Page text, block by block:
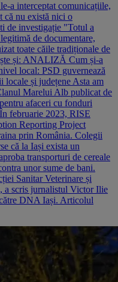
a interceptat comunicațiile,
că nu există nici o
de investigație "Totul a
de documentare,
toate căile tradiționale de
și: ANALIZĂ Cum și-a
local: PSD guvernează
locale și județene Asta am
Marelui Alb publicat de
afaceri cu fonduri
februarie 2023, RISE
Reporting Project
prin România. Colegii
că la Iași exista un
transporturi de cereale
unor sume de bani.
Sanitar Veterinare și
a scris jurnalistul Victor Ilie
DNA Iași. Articolul